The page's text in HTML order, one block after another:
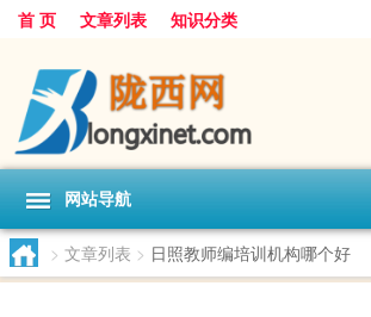
首 页 文章列表 知识分类
网站导航
> 文章列表 > 日照教师编培训机构哪个好